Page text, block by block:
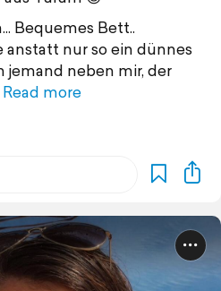
Bequemes Bett..
nur so ein dünnes
jemand neben mir, der
Read more